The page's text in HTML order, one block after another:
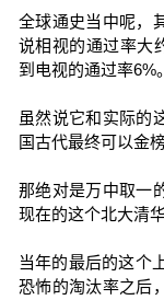
全球通史当中呢，
说相视的通过率大
到电视的通过率6%。
虽然说它和实际的
国古代最终可以金
那绝对是万中取一
现在的这个北大清
当年的最后的这个
恐怖的淘汰率之后